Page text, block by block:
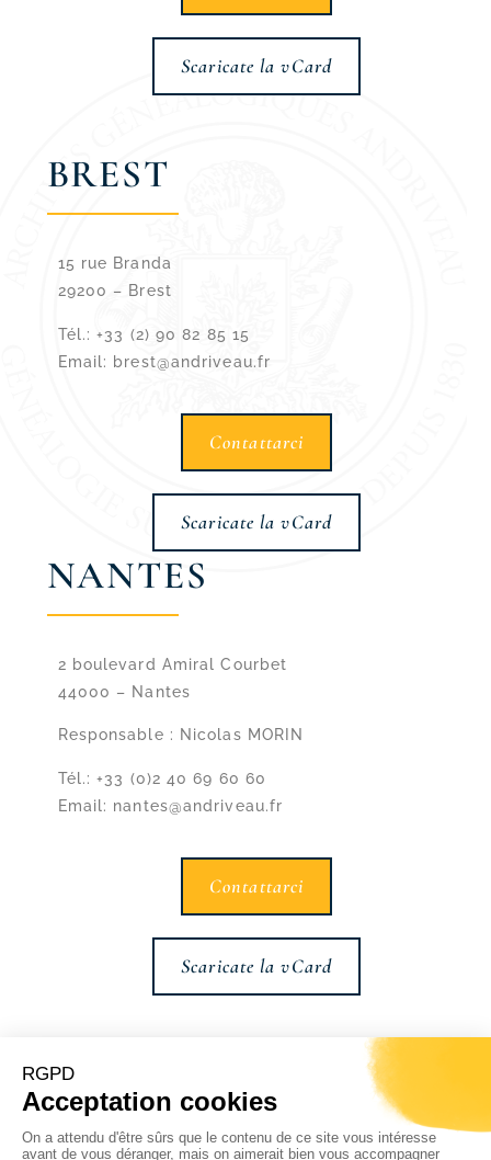
Scaricate la vCard
BREST
15 rue Branda
29200 – Brest
Tél.: +33 (2) 90 82 85 15
Email: brest@andriveau.fr
Contattarci
Scaricate la vCard
NANTES
2 boulevard Amiral Courbet
44000 – Nantes
Responsable : Nicolas MORIN
Tél.: +33 (0)2 40 69 60 60
Email: nantes@andriveau.fr
Contattarci
Scaricate la vCard